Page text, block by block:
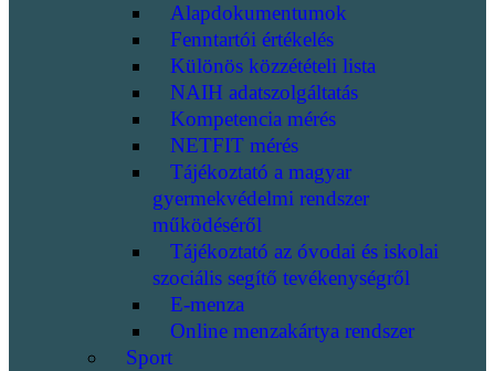
Alapdokumentumok
Fenntartói értékelés
Különös közzétételi lista
NAIH adatszolgáltatás
Kompetencia mérés
NETFIT mérés
Tájékoztató a magyar
gyermekvédelmi rendszer
működéséről
Tájékoztató az óvodai és iskolai
szociális segítő tevékenységről
E-menza
Online menzakártya rendszer
Sport